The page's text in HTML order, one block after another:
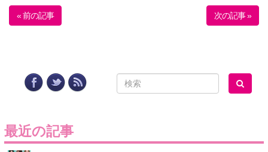
« 前の記事 次の記事 »
最近の記事